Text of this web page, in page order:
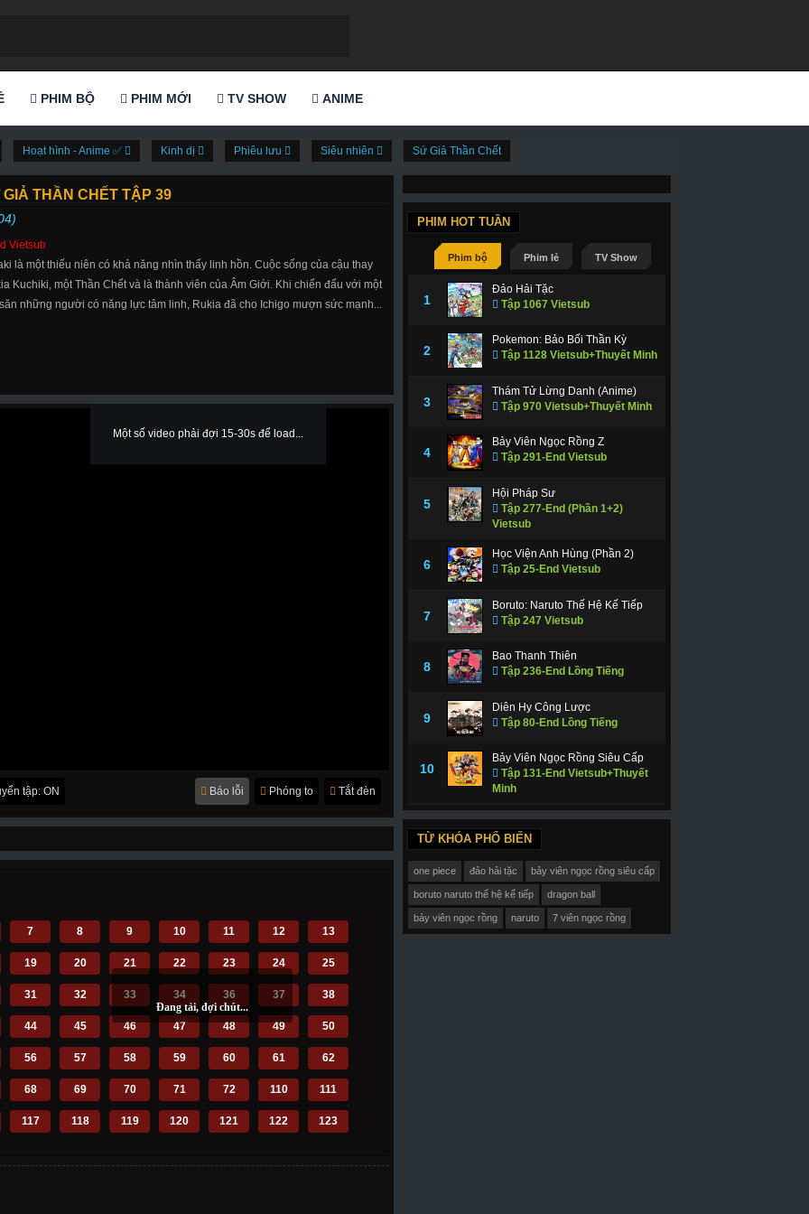
PHIM BỘ PHIM MỚI TV SHOW ANIME
Hoạt hình - Anime ✅ Kinh dị Phiêu lưu Siêu nhiên Sứ Giả Thần Chết
THẦN CHẾT TẬP 39
Vietsub
là một thiếu niên có khả năng nhìn thấy linh hồn. Cuộc sống của cậu thay
Kuchiki, một Thần Chết và là thành viên của Âm Giới. Khi chiến đấu với một
những người có năng lực tâm linh, Rukia đã cho Ichigo mượn sức mạnh...
Một số video phải đợi 15-30s để load...
tập: ON Tắt đèn
Phóng to
Báo lỗi
7 8 9 10 11 12 13
19 20 21 22 23 24 25
31 32 33 34 36 37 38
44 45 46 47 48 49 50
56 57 58 59 60 61 62
68 69 70 71 72 110 111
117 118 119 120 121 122 123
PHIM HOT TUẦN
Phim bộ Phim lẻ TV Show
1
Đảo Hải Tặc
Tập 1067 Vietsub
2
Pokemon: Bảo Bối Thần Kỳ
Tập 1128 Vietsub+Thuyết Minh
3
Thám Tử Lừng Danh (Anime)
Tập 970 Vietsub+Thuyết Minh
4
Bảy Viên Ngọc Rồng Z
Tập 291-End Vietsub
5
Hội Pháp Sư
Tập 277-End (Phần 1+2)
Vietsub
6
Học Viện Anh Hùng (Phần 2)
Tập 25-End Vietsub
7
Boruto: Naruto Thế Hệ Kế Tiếp
Tập 247 Vietsub
8
Bao Thanh Thiên
Tập 236-End Lồng Tiếng
9
Diên Hy Công Lược
Tập 80-End Lồng Tiếng
10
Bảy Viên Ngọc Rồng Siêu Cấp
Tập 131-End Vietsub+Thuyết
Minh
TỪ KHÓA PHỔ BIẾN
one piece đảo hải tặc bảy viên ngọc rồng siêu cấp
boruto naruto thế hệ kế tiếp dragon ball
bảy viên ngọc rồng naruto 7 viên ngọc rồng